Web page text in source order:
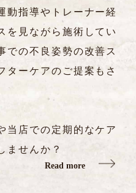
指導やトレーナー経
を見ながら施術してい
での不良姿勢の改善ス
ターケアのご提案もさ
当店での定期的なケア
ませんか？
Read more